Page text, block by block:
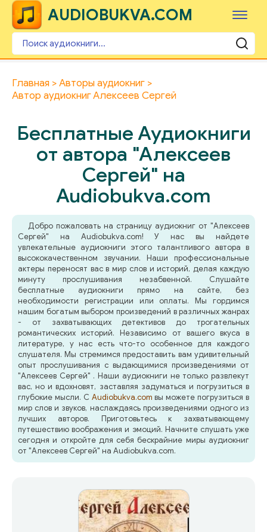
AUDIOBUKVA.COM
Главная
Авторы аудиокниг
Автор аудиокниг Алексеев Сергей
Бесплатные Аудиокниги
от автора "Алексеев
Сергей" на
Audiobukva.com
Добро пожаловать на страницу аудиокниг от "Алексеев
Сергей" на Audiobukva.com! У нас вы найдете
увлекательные аудиокниги этого талантливого автора в
высококачественном звучании. Наши профессиональные
актеры переносят вас в мир слов и историй, делая каждую
минуту прослушивания незабвенной. Слушайте
бесплатные аудиокниги прямо на сайте, без
необходимости регистрации или оплаты. Мы гордимся
нашим богатым выбором произведений в различных жанрах
- от захватывающих детективов до трогательных
романтических историй. Независимо от вашего вкуса в
литературе, у нас есть что-то особенное для каждого
слушателя. Мы стремимся предоставить вам удивительный
опыт прослушивания с выдающимися произведениями от
"Алексеев Сергей" . Наши аудиокниги не только развлекут
вас, но и вдохновят, заставляя задуматься и погрузиться в
глубокие мысли. С Audiobukva.com вы можете погрузиться в
мир слов и звуков, наслаждаясь произведениями одного из
лучших авторов. Приготовьтесь к захватывающему
путешествию воображения и эмоций. Начните слушать уже
сегодня и откройте для себя бескрайние миры аудиокниг
от "Алексеев Сергей" на Audiobukva.com.